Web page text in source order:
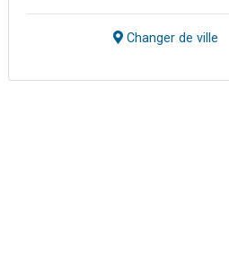
Changer de ville